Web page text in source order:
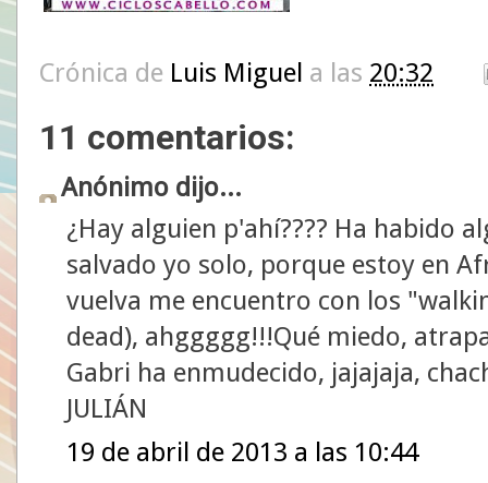
Crónica de Luis Miguel a las 20:32
11 comentarios:
Anónimo dijo...
¿Hay alguien p'ahí???? Ha habido
salvado yo solo, porque estoy en
vuelva me encuentro con los
dead), ahggggg!!!Qué miedo,
Gabri ha enmudecido, jajajaja,
JULIÁN
19 de abril de 2013 a las 10:44